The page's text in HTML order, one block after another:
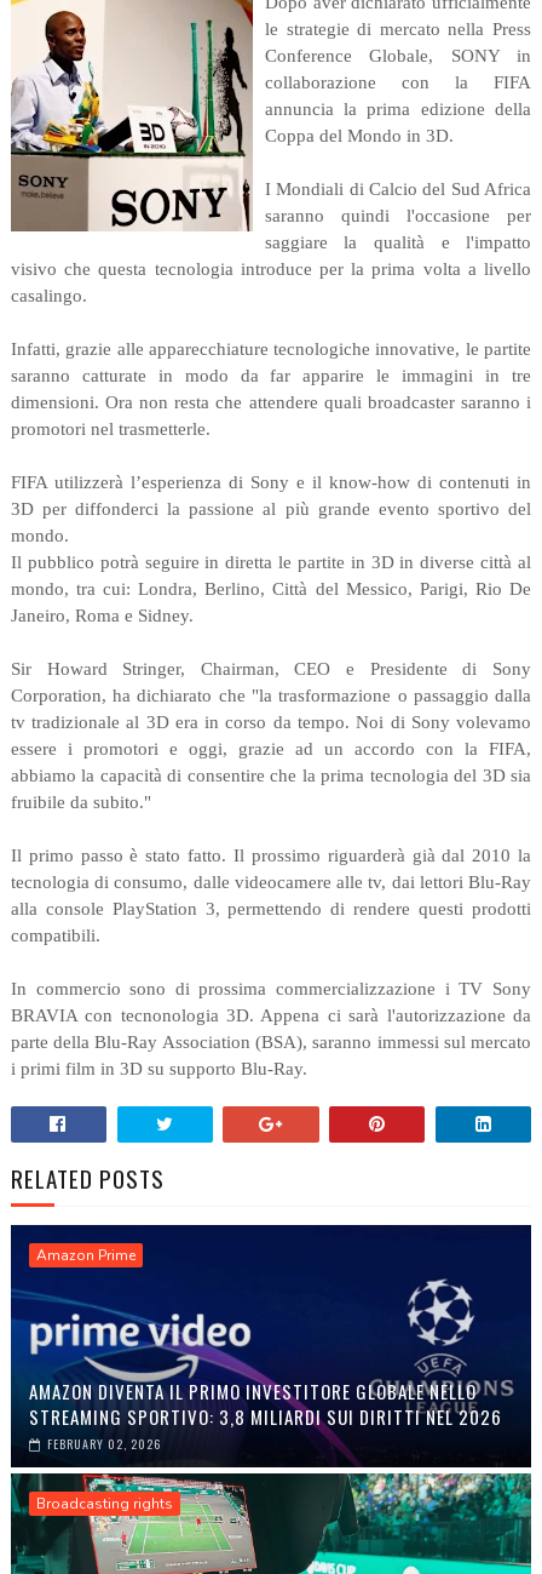
le strategie di mercato nella Press
Conference Globale, SONY in
collaborazione con la FIFA
annuncia la prima edizione della
Coppa del Mondo in 3D.
I Mondiali di Calcio del Sud Africa
saranno quindi l'occasione per
saggiare la qualità e l'impatto
visivo che questa tecnologia introduce per la prima volta a livello
casalingo.
Infatti, grazie alle apparecchiature tecnologiche innovative, le partite
saranno catturate in modo da far apparire le immagini in tre
dimensioni. Ora non resta che attendere quali broadcaster saranno i
promotori nel trasmetterle.
FIFA utilizzerà l’esperienza di Sony e il know-how di contenuti in
3D per diffonderci la passione al più grande evento sportivo del
mondo.
Il pubblico potrà seguire in diretta le partite in 3D in diverse città al
mondo, tra cui: Londra, Berlino, Città del Messico, Parigi, Rio De
Janeiro, Roma e Sidney.
Sir Howard Stringer, Chairman, CEO e Presidente di Sony
Corporation, ha dichiarato che "la trasformazione o passaggio dalla
tv tradizionale al 3D era in corso da tempo. Noi di Sony volevamo
essere i promotori e oggi, grazie ad un accordo con la FIFA,
abbiamo la capacità di consentire che la prima tecnologia del 3D sia
fruibile da subito."
Il primo passo è stato fatto. Il prossimo riguarderà già dal 2010 la
tecnologia di consumo, dalle videocamere alle tv, dai lettori Blu-Ray
alla console PlayStation 3, permettendo di rendere questi prodotti
compatibili.
In commercio sono di prossima commercializzazione i TV Sony
BRAVIA con tecnonologia 3D. Appena ci sarà l'autorizzazione da
parte della Blu-Ray Association (BSA), saranno immessi sul mercato
i primi film in 3D su supporto Blu-Ray.
RELATED POSTS
Amazon Prime
AMAZON DIVENTA IL PRIMO INVESTITORE GLOBALE NELLO
STREAMING SPORTIVO: 3,8 MILIARDI SUI DIRITTI NEL 2026
FEBRUARY 02, 2026
Broadcasting rights